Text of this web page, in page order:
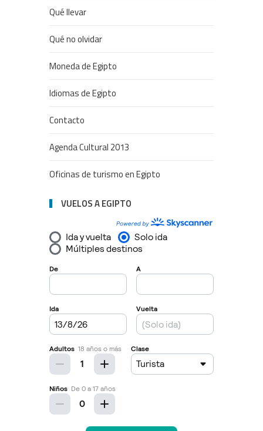
Qué llevar
Qué no olvidar
Moneda de Egipto
Idiomas de Egipto
Contacto
Agenda Cultural 2013
Oficinas de turismo en Egipto
VUELOS A EGIPTO